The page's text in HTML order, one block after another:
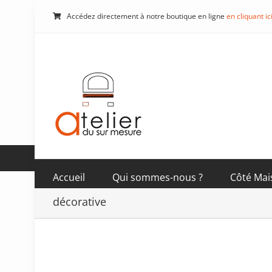
Accédez directement à notre boutique en ligne en cliquant ici
Accueil Qui sommes-nous ? Côté
décorative